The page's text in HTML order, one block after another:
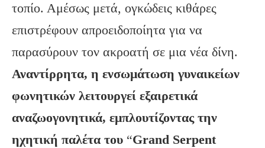
τοπίο. Αμέσως μετά, ογκώδεις κιθάρες
επιστρέφουν απροειδοποίητα για να
παρασύρουν τον ακροατή σε μια νέα δίνη.
Αναντίρρητα, η ενσωμάτωση γυναικείων
φωνητικών λειτουργεί εξαιρετικά
αναζωογονητικά, εμπλουτίζοντας την
ηχητική παλέτα του “Grand Serpent